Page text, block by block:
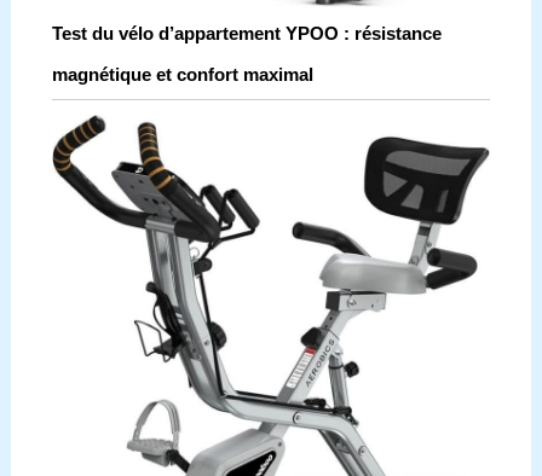
Test du vélo d’appartement YPOO : résistance
magnétique et confort maximal